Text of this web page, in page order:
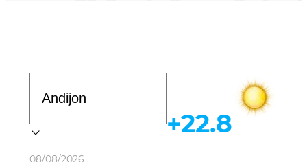
Ob-havo
08/08/2026
+22.8